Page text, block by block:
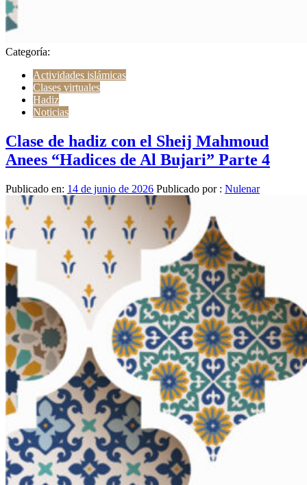
Categoría:
Actividades islámicas
Clases virtuales
Hadiz
Noticias
Clase de hadiz con el Sheij Mahmoud
Anees “Hadices de Al Bujari” Parte 4
Publicado en: 14 de junio de 2026 Publicado por : Nulenar